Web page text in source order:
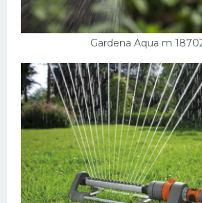
Gardena Aqua m